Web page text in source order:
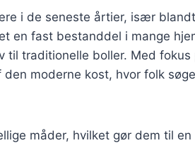
i de seneste årtier, især blandt
en fast bestanddel i mange
til traditionelle boller. Med fokus
moderne kost, hvor folk
måder, hvilket gør dem til